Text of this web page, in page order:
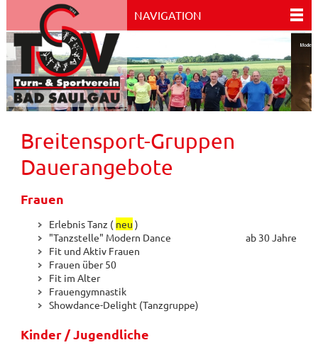
NAVIGATION
Breitensport-Gruppen
Dauerangebote
Frauen
Erlebnis Tanz ( neu )
"Tanzstelle" Modern Dance ab 30 Jahre
Fit und Aktiv Frauen
Frauen über 50
Fit im Alter
Frauengymnastik
Showdance-Delight (Tanzgruppe)
Kinder / Jugendliche